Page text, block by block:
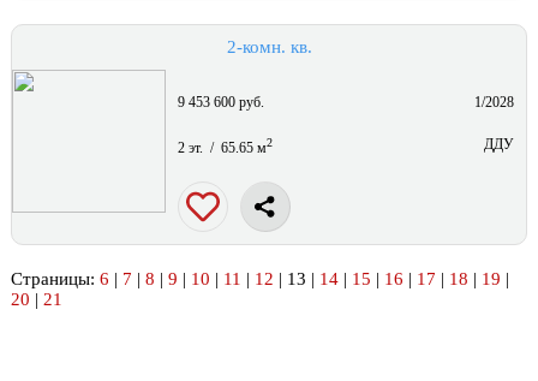
2-комн. кв.
9 453 600 руб. 1/2028
2 эт. / 65.65 м2 ДДУ
Страницы: 6 | 7 | 8 | 9 | 10 | 11 | 12 | 13 | 14| 15 | 16 | 17 | 18 | 19 |
20 | 21